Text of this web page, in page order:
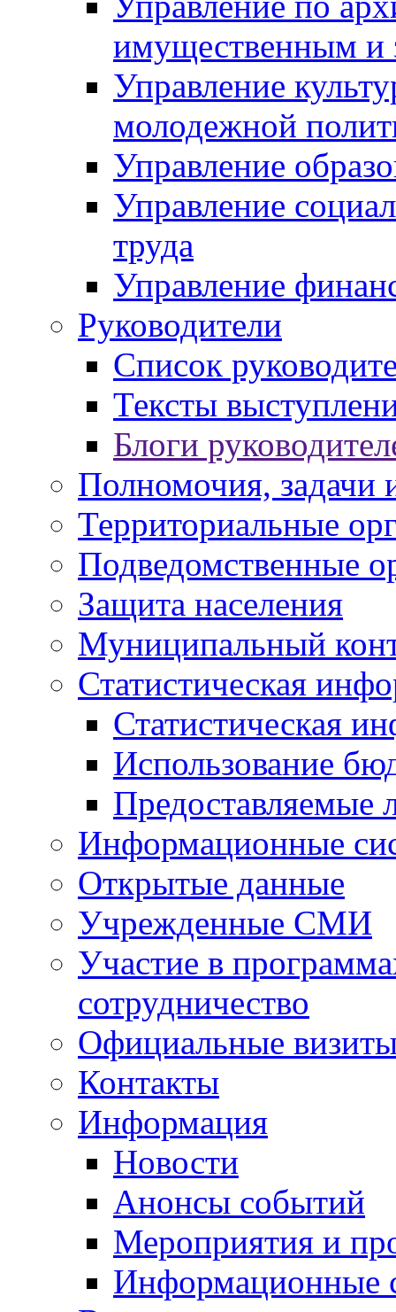
имущественным и
Управление
молодежной
Управление
Управление
труда
Управление
Руководители
Список
Тексты
Блоги
Полномочия, задачи
Территориальные
Подведомственные
Защита населения
Муниципальный
Статистическая
Статистическая
Использование
Предоставляемые
Информационные
Открытые данные
Учрежденные СМИ
Участие в
сотрудничество
Официальные
Контакты
Информация
Новости
Анонсы событий
Мероприятия и
Информационные